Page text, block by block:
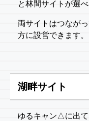
と林間サイトが選べ
両サイトはつなが
方に設営できます。
湖畔サイト
ゆるキャン△に出